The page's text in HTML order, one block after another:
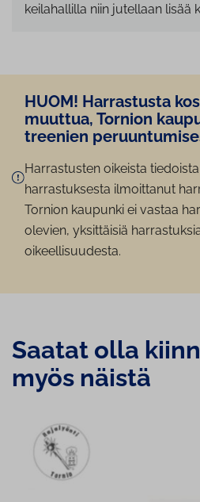
keilahallilla niin jutellaan lisää
HUOM! Harrastusta
muuttua, Tornion
treenien
Harrastusten oikeista
harrastuksesta ilmoittanut
Tornion kaupunki ei vastaa
olevien, yksittäisiä
oikeellisuudesta.
Saatat olla
myös näistä